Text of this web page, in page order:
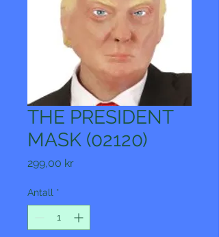
THE PRESIDENT
MASK (02120)
299,00 krPris
Antall *